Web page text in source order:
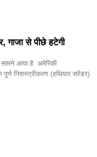
गाजा से पीछे हटेगी
आया है. अमेरिकी
पूर्ण निशस्त्रीकरण (हथियार सरेंडर)